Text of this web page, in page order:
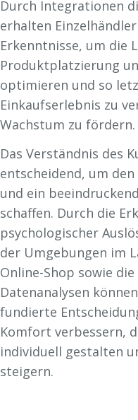
Durch Integrationen
erhalten
Erkenntnisse, um die
Produktplatzierung
optimieren und so
Einkaufserlebnis zu
Wachstum zu fördern.
Das Verständnis des
entscheidend, um
und ein
schaffen. Durch die
psychologischer
der Umgebungen im
Online-Shop sowie
Datenanalysen
fundierte
Komfort verbessern,
individuell gestalten
steigern.